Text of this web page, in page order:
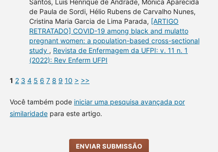
Santos, Luis Henrique de Andrade, Mônica Aparecida
de Paula de Sordi, Hélio Rubens de Carvalho Nunes,
Cristina Maria Garcia de Lima Parada, [ARTIGO
RETRATADO] COVID-19 among black and mulatto
pregnant women: a population-based cross-sectional
study , Revista de Enfermagem da UFPI: v. 11 n. 1
(2022): Rev Enferm UFPI
1 2 3 4 5 6 7 8 9 10 > >>
Você também pode iniciar uma pesquisa avançada por
similaridadepara este artigo.
ENVIAR SUBMISSÃO